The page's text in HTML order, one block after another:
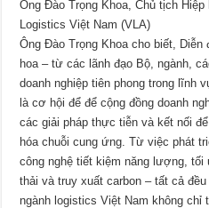
Ông Đào Trọng Khoa, Chủ tịch
Logistics Việt Nam (VLA)
Ông Đào Trọng Khoa cho biết,
hoa – từ các lãnh đạo Bộ, ngành,
doanh nghiệp tiên phong trong lĩnh
là cơ hội để để cộng đồng doanh
các giải pháp thực tiễn và kết nối
hóa chuỗi cung ứng. Từ việc phát
công nghệ tiết kiệm năng lượng, tối
thải và truy xuất carbon – tất cả
ngành logistics Việt Nam không